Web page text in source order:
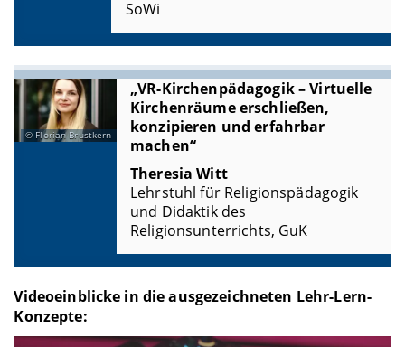
SoWi
Florian Brustkern
„VR-Kirchenpädagogik – Virtuelle
Kirchenräume erschließen,
konzipieren und erfahrbar
machen“
Theresia Witt
Lehrstuhl für Religionspädagogik
und Didaktik des
Religionsunterrichts, GuK
Videoeinblicke in die ausgezeichneten Lehr-Lern-
Konzepte: